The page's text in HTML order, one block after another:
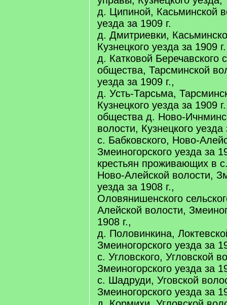
д. Ципиной, Касьминской
уезда за 1909 г.
д. Дмитриевки,
Кузнецкого уезда за 1909 г.
д. Катковой Беречавского
общества, Тарсминской
уезда за 1909 г.,
д. Усть-Тарсьма,
Кузнецкого уезда за 1909
общества д. Ново-
волости, Кузнецкого уезда
с. Бабковского, Ново-
Змеиногорского уезда за
крестьян проживающих в
Ново-Алейской волости,
уезда за 1908 г.,
Оловянишенского
Алейской волости,
1908 г.,
д. Половинкина,
Змеиногорского уезда за
с. Угловского, Угловской
Змеиногорского уезда за
с. Шадруди, Уговской
Змеиногорского уезда за